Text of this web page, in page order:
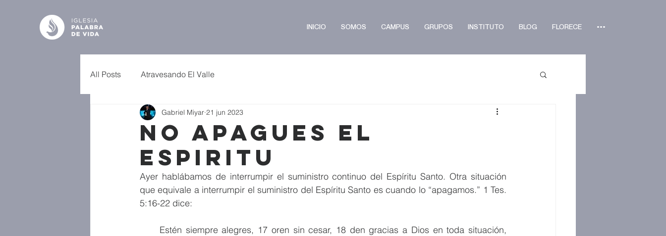
INICIO SOMOS CAMPUS GRUPOS INSTITUTO BLOG FLORECE •••
All Posts Atravesando El Valle
NO APAGUES EL
ESPIRITU
Gabriel Miyar 21 jun 2023
Ayer hablábamos de interrumpir el suministro continuo del Espíritu Santo. Otra situación
que equivale a interrumpir el suministro del Espíritu Santo es cuando lo “apagamos.” 1 Tes.
5:16-22 dice:
Estén siempre alegres, 17 oren sin cesar, 18 den gracias a Dios en toda situación,